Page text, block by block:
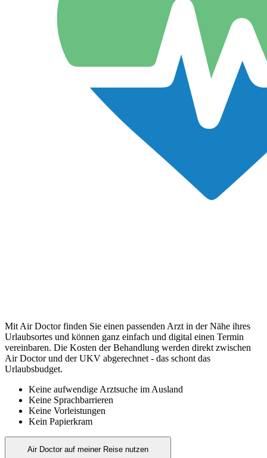
Mit Air Doctor finden Sie einen passenden Arzt in der Nähe ihres
Urlaubsortes und können ganz einfach und digital einen Termin
vereinbaren. Die Kosten der Behandlung werden direkt zwischen
Air Doctor und der UKV abgerechnet - das schont das
Urlaubsbudget.
Keine aufwendige Arztsuche im Ausland
Keine Sprachbarrieren
Keine Vorleistungen
Kein Papierkram
Air Doctor auf meiner Reise nutzen